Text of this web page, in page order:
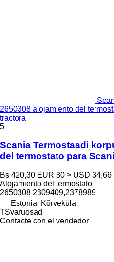
2650308 alojamiento del
tractora
5
Scania Termostaadi
del termostato para
Bs 420,30 EUR 30 ≈ USD 34,66
Alojamiento del termostato
2650308 2309409,2378989
Estonia, Kõrveküla
TSvaruosad
Contacte con el vendedor